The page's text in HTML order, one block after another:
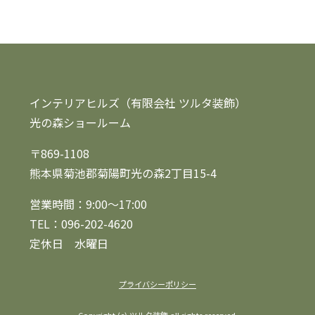
インテリアヒルズ（有限会社 ツルタ装飾）
光の森ショールーム
〒869-1108
熊本県菊池郡菊陽町光の森2丁目15-4
営業時間：9:00～17:00
TEL：096-202-4620
定休日 水曜日
プライバシーポリシー